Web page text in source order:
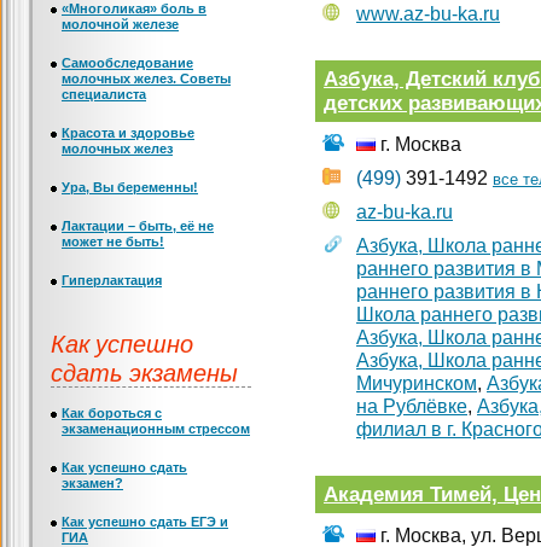
www.az-bu-ka.ru
Азбука, Детский
детских
г. Москва
(499) 391-1492 все
az-bu-ka.ru
Азбука, Школа
раннего развития в
раннего развития
Школа раннего
Азбука, Школа
Азбука, Школа
Мичуринском,
на Рублёвке,
филиал в г.
Академия Тимей,
г. Москва, ул.
«Многоликая» боль в
молочной железе
Самообследование
молочных желез. Советы
специалиста
Красота и здоровье
молочных желез
Ура, Вы беременны!
Лактации – быть, её не
может не быть!
Гиперлактация
Как успешно
сдать экзамены
Как бороться с
экзаменационным стрессом
Как успешно сдать
экзамен?
Как успешно сдать ЕГЭ и
ГИА